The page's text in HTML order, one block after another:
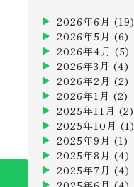
2026年6月 (19)
2026年5月 (6)
2026年4月 (5)
2026年3月 (4)
2026年2月 (2)
2026年1月 (2)
2025年11月 (2)
2025年10月 (1)
2025年9月 (1)
2025年8月 (4)
2025年7月 (4)